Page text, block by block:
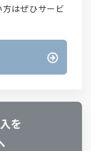
はぜひサービ
を